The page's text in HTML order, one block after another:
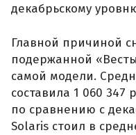
декабрьскому
Главной причиной
подержанной
самой модели.
составила 1 060 347
по сравнению с
Solaris стоил в